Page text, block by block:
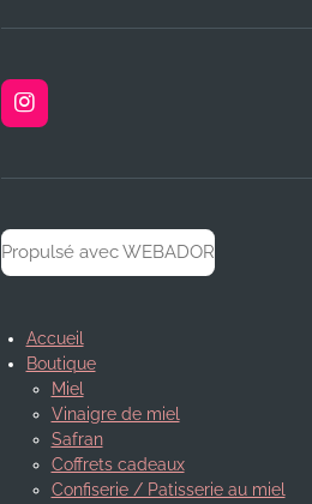
I
n
t
a
Propulsé avec WEBADOR
Accueil
Boutique
Miel
Vinaigre de miel
Safran
Coffrets cadeaux
Confiserie / Patisserie au miel